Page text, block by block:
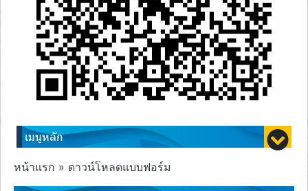
เมนูหลัก
หน้าแรก » ดาวน์โหลดแบบฟอร์ม